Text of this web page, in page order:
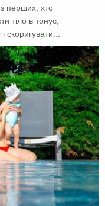
з перших, хто
тіло в тонус,
скоригувати...